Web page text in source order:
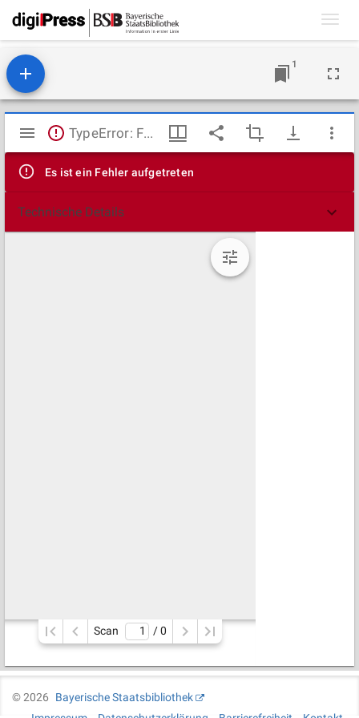
1
Mirador
Viewer
TypeError: Failed to fetch
Es ist ein Fehler aufgetreten
Technische Details
Scan / 0
©2026
Bayerische Staatsbibliothek